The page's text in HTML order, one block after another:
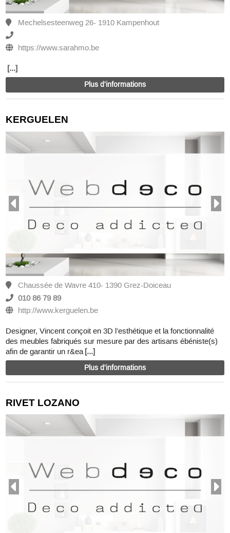
Mechelsesteenweg 26- 1910 Kampenhout
https://www.sarahmo.be
[...]
Plus d'informations
KERGUELEN
Chaussée de Wavre 410- 1390 Grez-Doiceau
010 86 79 89
http://www.kerguelen.be
Designer, Vincent conçoit en 3D l’esthétique et la fonctionnalité
des meubles fabriqués sur mesure par des artisans ébéniste(s)
afin de garantir un r&ea[...]
Plus d'informations
RIVET LOZANO